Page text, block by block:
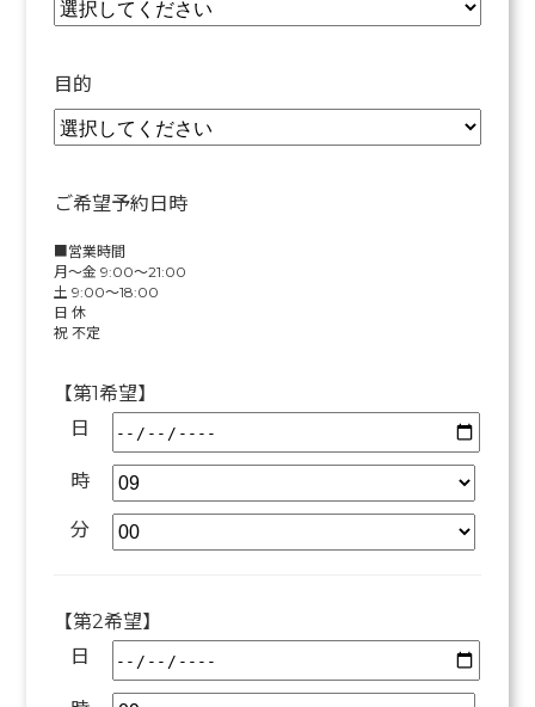
目的
ご希望予約日時
■営業時間
月～金 9:00～21:00
土 9:00～18:00
日 休
祝 不定
【第1希望】
日
時
分
【第2希望】
日